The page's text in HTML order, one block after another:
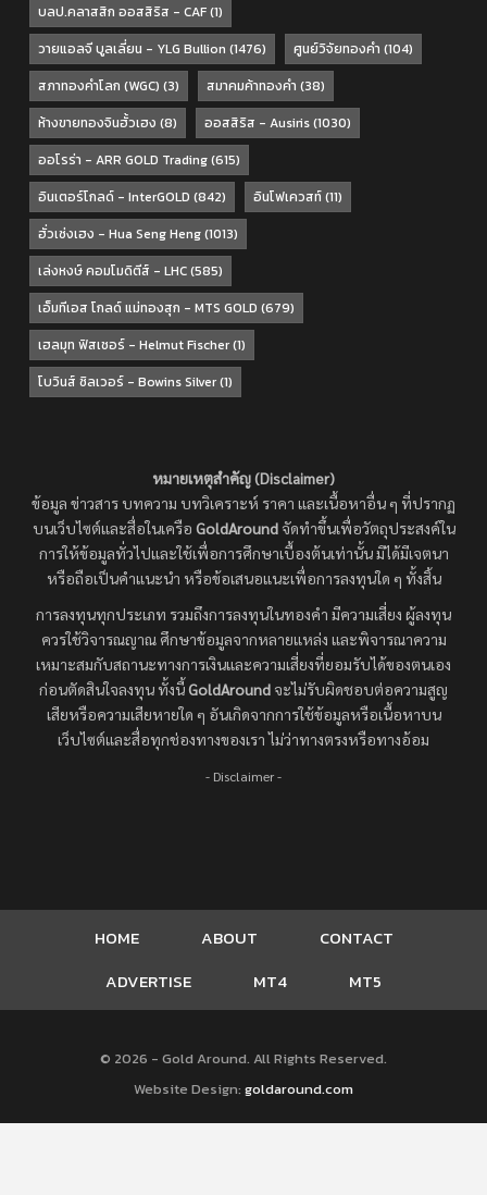
บลป.คลาสสิก ออสสิริส - CAF(1)
วายแอลจี บูลเลี่ยน - YLG Bullion (1476) ศูนย์วิจัยทองคำ (104)
สภาทองคำโลก (WGC) (3) สมาคมค้าทองคำ (38)
ห้างขายทองจินฮั้วเฮง (8) ออสสิริส - Ausiris(1030)
ออโรร่า - ARR GOLD Trading(615)
อินเตอร์โกลด์ - InterGOLD (842) อินโฟเควสท์(11)
ฮั่วเซ่งเฮง - Hua Seng Heng(1013)
เล่งหงษ์ คอมโมดิตีส์ - LHC(585)
เอ็มทีเอส โกลด์ แม่ทองสุก - MTS GOLD (679)
เฮลมุท ฟิสเชอร์ - Helmut Fischer(1)
โบวินส์ ซิลเวอร์ - Bowins Silver(1)
หมายเหตุสำคัญ (Disclaimer)
ข้อมูล ข่าวสาร บทความ บทวิเคราะห์ ราคา และเนื้อหาอื่น ๆ ที่ปรากฏ
บนเว็บไซต์และสื่อในเครือ GoldAroundจัดทำขึ้นเพื่อวัตถุประสงค์ใน
การให้ข้อมูลทั่วไปและใช้เพื่อการศึกษาเบื้องต้นเท่านั้น มิได้มีเจตนา
หรือถือเป็นคำแนะนำ หรือข้อเสนอแนะเพื่อการลงทุนใด ๆ ทั้งสิ้น
การลงทุนทุกประเภท รวมถึงการลงทุนในทองคำ มีความเสี่ยง ผู้ลงทุน
ควรใช้วิจารณญาณ ศึกษาข้อมูลจากหลายแหล่ง และพิจารณาความ
เหมาะสมกับสถานะทางการเงินและความเสี่ยงที่ยอมรับได้ของตนเอง
ก่อนตัดสินใจลงทุน ทั้งนี้GoldAround จะไม่รับผิดชอบต่อความสูญ
เสียหรือความเสียหายใด ๆ อันเกิดจากการใช้ข้อมูลหรือเนื้อหาบน
เว็บไซต์และสื่อทุกช่องทางของเรา ไม่ว่าทางตรงหรือทางอ้อม
- Disclaimer -
HOME ABOUT
CONTACT
ADVERTISE
MT4 MT5
© 2026 - Gold Around. All Rights Reserved.
Website Design: goldaround.com